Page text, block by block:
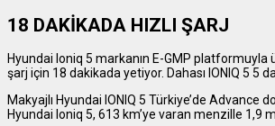
18 DAKİKADA HIZLI ŞARJ
Hyundai Ioniq 5 markanın E-GMP platformuyla
şarj için 18 dakikada yetiyor. Dahası IONIQ 5 5
Makyajlı Hyundai IONIQ 5 Türkiye’de Advance
Hyundai Ioniq 5, 613 km’ye varan menzille 1,9